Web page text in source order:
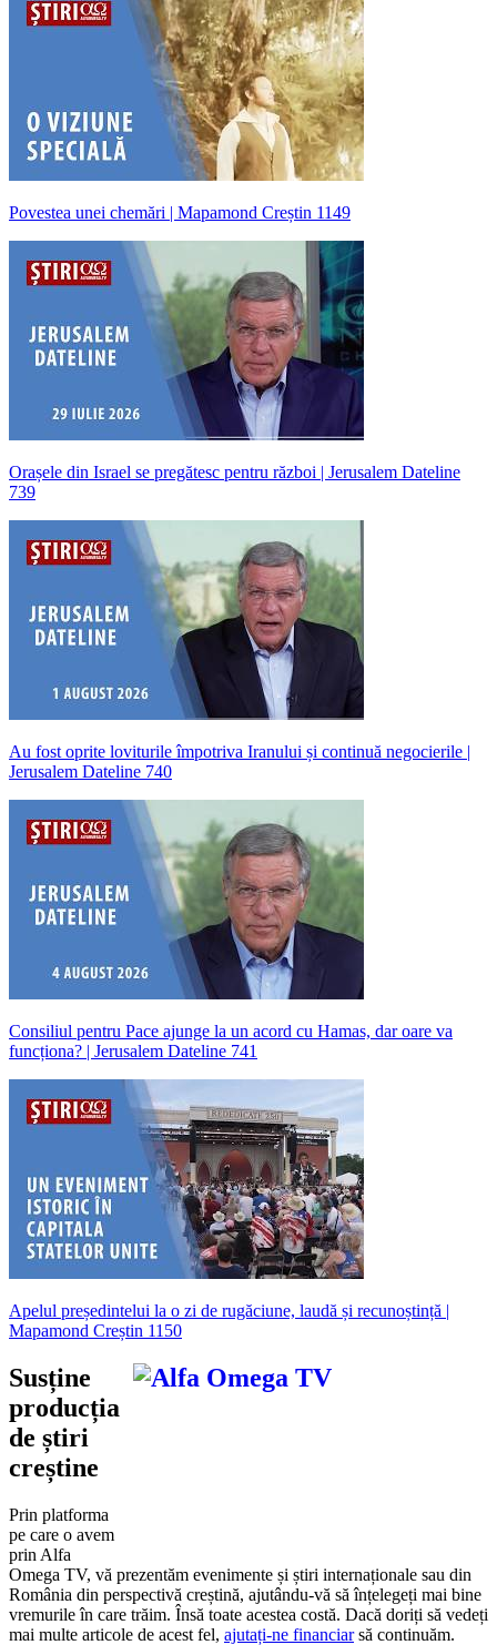
Povestea unei chemări | Mapamond Creștin 1149
Orașele din Israel se pregătesc pentru război | Jerusalem Dateline
739
Au fost oprite loviturile împotriva Iranului și continuă negocierile |
Jerusalem Dateline 740
Consiliul pentru Pace ajunge la un acord cu Hamas, dar oare va
funcționa? | Jerusalem Dateline 741
Apelul președintelui la o zi de rugăciune, laudă și recunoștință |
Mapamond Creștin 1150
Susține
producția
de știri
creștine
Prin platforma
pe care o avem
prin Alfa
Omega TV, vă prezentăm evenimente și știri internaționale sau din
România din perspectivă creștină, ajutându-vă să înțelegeți mai bine
vremurile în care trăim. Însă toate acestea costă. Dacă doriți să vedeți
mai multe articole de acest fel, ajutați-ne financiarsă continuăm.